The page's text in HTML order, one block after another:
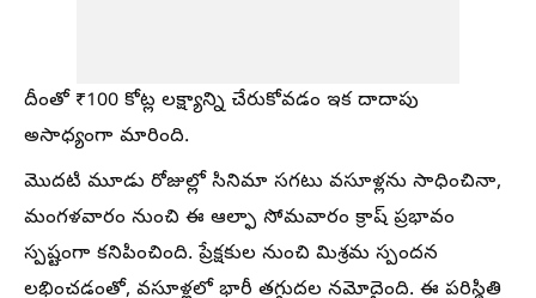
దీంతో ₹100 కోట్ల లక్ష్యాన్ని చేరుకోవడం ఇక దాదాపు
అసాధ్యంగా మారింది.
మొదటి మూడు రోజుల్లో సినిమా సగటు వసూళ్లను సాధించినా,
మంగళవారం నుంచి ఈ ఆల్ఫా సోమవారం క్రాష్ ప్రభావం
స్పష్టంగా కనిపించింది. ప్రేక్షకుల నుంచి మిశ్రమ స్పందన
లభించడంతో, వసూళ్లలో భారీ తగ్గుదల నమోదైంది. ఈ పరిస్థితి